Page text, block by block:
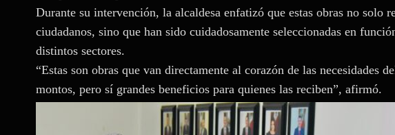
Durante su intervención, la alcaldesa enfatizó que estas obras no solo
ciudadanos, sino que han sido cuidadosamente seleccionadas en
distintos sectores.
“Estas son obras que van directamente al corazón de las necesidades
montos, pero sí grandes beneficios para quienes las reciben”, afirmó.